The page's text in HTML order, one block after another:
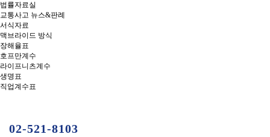
법률자료실
교통사고 뉴스&판례
서식자료
맥브라이드 방식
장해율표
호프만계수
라이프니츠계수
생명표
직업계수표
02-521-8103